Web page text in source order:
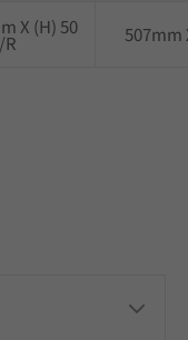
X (H) 50 507mm